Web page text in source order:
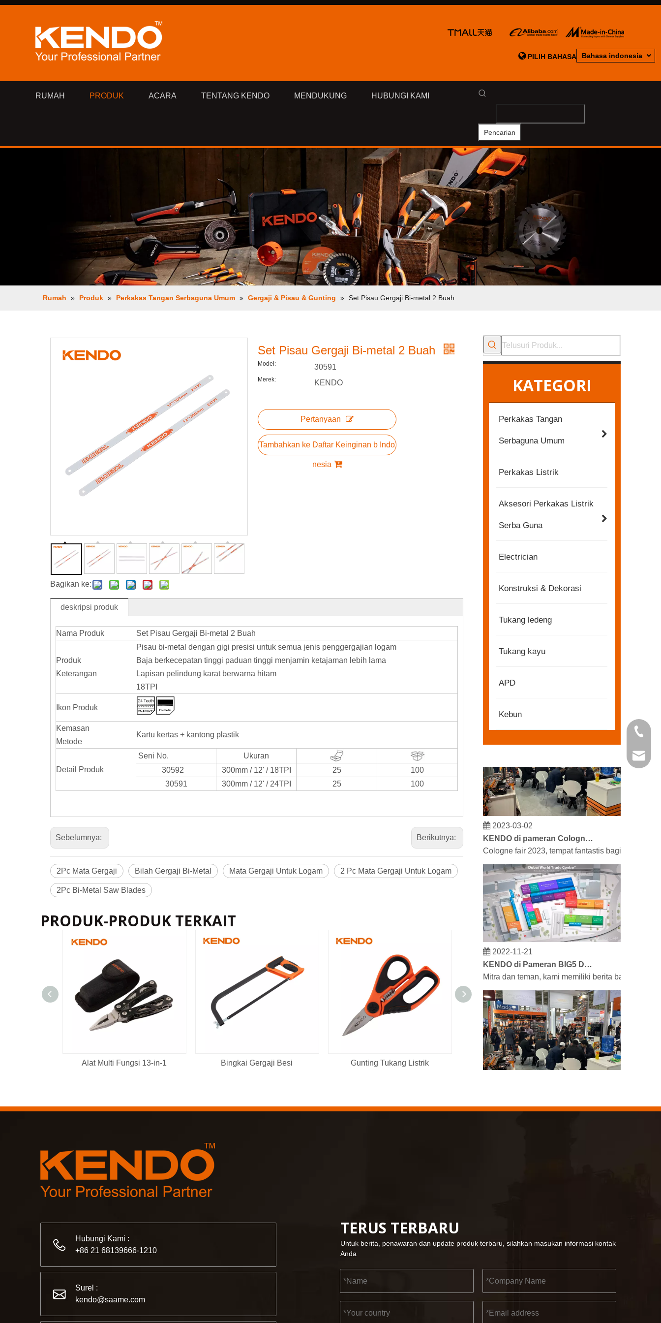
PILIH BAHASA Bahasa indonesia
RUMAH PRODUK ACARA TENTANG KENDO MENDUKUNG HUBUNGI KAMI
Pencarian
Rumah » Produk » Perkakas Tangan Serbaguna Umum » Gergaji & Pisau & Gunting » Set Pisau Gergaji Bi-metal 2 Buah
Bagikan ke:
Set Pisau Gergaji Bi-metal 2 Buah
Model: 30591
Merek: KENDO
Pertanyaan
Tambahkan ke Daftar Keinginan b Indo
nesia
deskripsi produk
Nama Produk Set Pisau Gergaji Bi-metal 2 Buah
Produk
Keterangan
Pisau bi-metal dengan gigi presisi untuk semua jenis penggergajian logam
Baja berkecepatan tinggi paduan tinggi menjamin ketajaman lebih lama
Lapisan pelindung karat berwarna hitam
18TPI
Ikon Produk
Kemasan
Metode
Kartu kertas + kantong plastik
Detail Produk
Seni No.
Ukuran
30592
300mm / 12' / 18TPI 25
100
30591
300mm / 12' / 24TPI 25 100
Sebelumnya: Berikutnya:
2Pc Mata Gergaji Bilah Gergaji Bi-Metal Mata Gergaji Untuk Logam 2 Pc Mata Gergaji Untuk Logam
2Pc Bi-Metal Saw Blades
PRODUK-PRODUK TERKAIT
Alat Multi Fungsi 13-in-1 Bingkai Gergaji Besi Gunting Tukang Listrik Gunting Serbaguna Pemotong
KATEGORI
Perkakas Tangan
Serbaguna Umum
Perkakas Listrik
Aksesori Perkakas Listrik
Serba Guna
Electrician
Konstruksi & Dekorasi
Tukang ledeng
Tukang kayu
APD
Kebun
Cologne fair 2023, tempat fantastis bagi Kendo
KENDO di pameran Cologne 2023
Mitra dan teman, kami memiliki berita bagus
+86 21
Hubungi Kami :
+86 21 68139666-1210
Surel :
kendo@saame.com
TERUS TERBARU
Untuk berita, penawaran dan update produk terbaru, silahkan masukan informasi kontak
Anda